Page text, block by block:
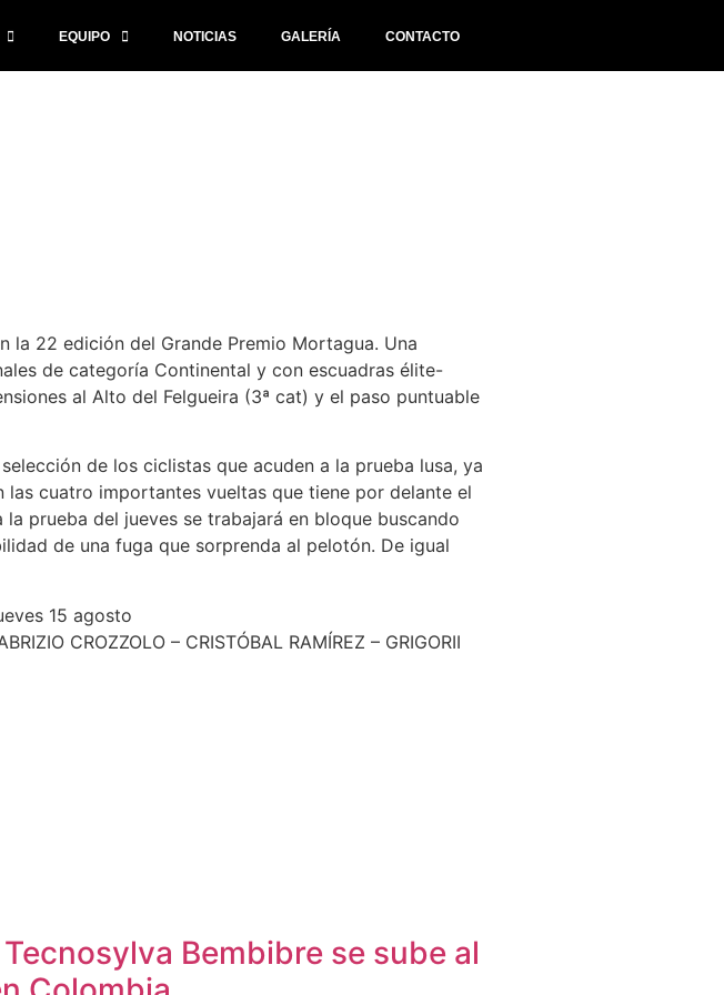
EQUIPO NOTICIAS GALERÍA CONTACTO
la 22 edición del Grande Premio Mortagua. Una
de categoría Continental y con escuadras élite-
al Alto del Felgueira (3ª cat) y el paso puntuable
de los ciclistas que acuden a la prueba lusa, ya
cuatro importantes vueltas que tiene por delante el
prueba del jueves se trabajará en bloque buscando
de una fuga que sorprenda al pelotón. De igual
15 agosto
CROZZOLO – CRISTÓBAL RAMÍREZ – GRIGORII
Bembibre se sube al